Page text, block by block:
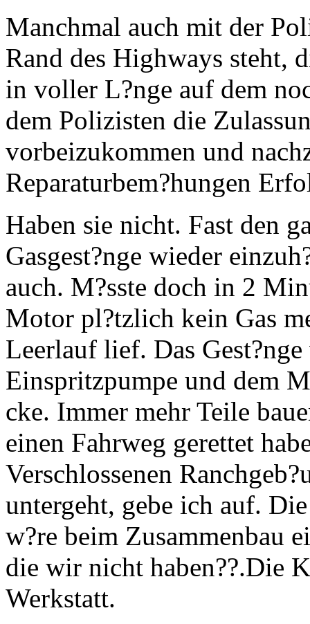
Manchmal auch mit der
Rand des Highways steht,
in voller L?nge auf dem
dem Polizisten die
vorbeizukommen und
Reparaturbem?hungen
Haben sie nicht. Fast den
Gasgest?nge wieder
auch. M?sste doch in 2
Motor pl?tzlich kein Gas
Leerlauf lief. Das
Einspritzpumpe und dem
cke. Immer mehr Teile
einen Fahrweg gerettet
Verschlossenen
untergeht, gebe ich auf.
w?re beim Zusammenbau
die wir nicht haben??.Die
Werkstatt.